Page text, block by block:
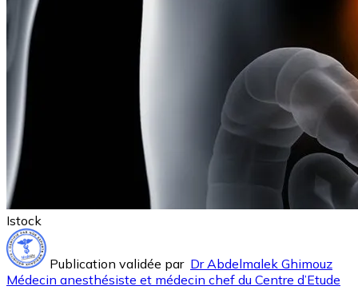
Istock
Publication validée par Dr Abdelmalek Ghimouz
Médecin anesthésiste et médecin chef du Centre d’Etude